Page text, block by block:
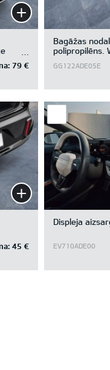
79 €
Bagāžas
polipropilēns.
GG122ADE05E
45 €
Displeja
EV710ADE00